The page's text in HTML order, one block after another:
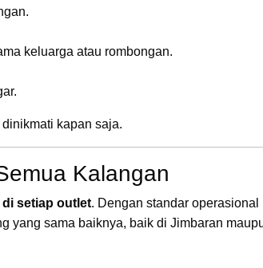
keluarga atau rombongan.
kapan saja.
Kalangan
setiap outlet. Dengan standar operasional
yang sama baiknya, baik di Jimbaran